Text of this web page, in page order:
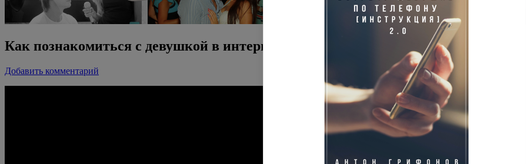
Как познакомиться с девушкой в интернете. Часть 1
Добавить комментарий